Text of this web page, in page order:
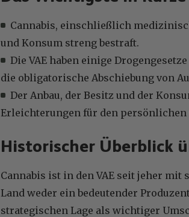
Cannabis, einschließlich
und Konsum streng bestraft.
Die VAE haben einige
die obligatorische Abschiebung von
Der Anbau, der Besitz und der
Erleichterungen für den persönlichen
Historischer Überblick
Cannabis ist in den VAE seit jeher
Land weder ein bedeutender
strategischen Lage als wichtiger